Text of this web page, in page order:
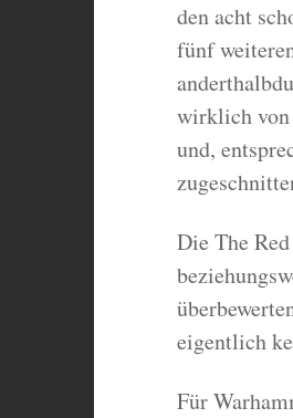
den acht
fünf
wirklich von
und,
Die The
eigentlich
Für